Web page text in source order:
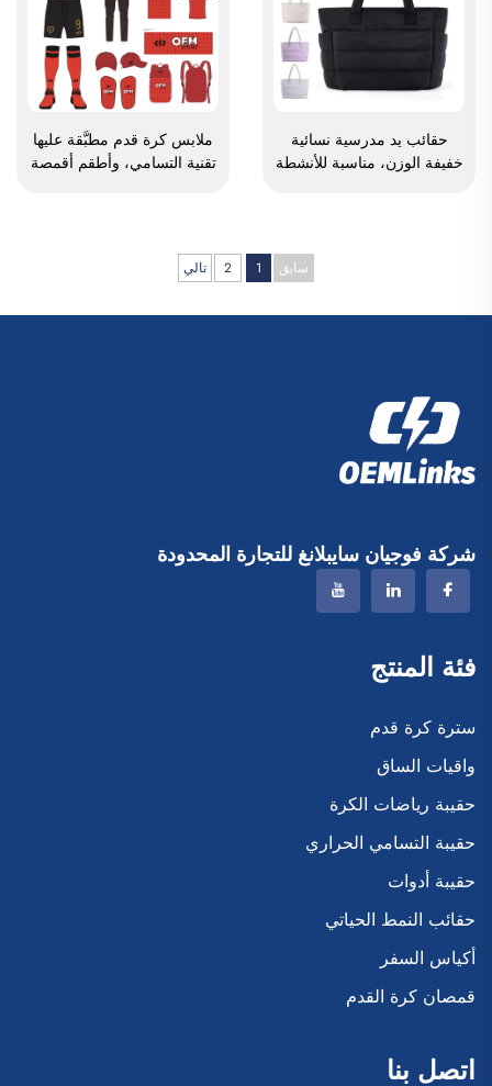
حقائب يد مدرسية نسائية
خفيفة الوزن، مناسبة للأنشطة
ومقاومة للماء، مصنوعة من
ملابس كرة قدم مطبَّقة عليها
تقنية التسامي، وأطقم أقمصة
سابق 1
2 تالي
شركة فوجيان سايبلانغ للتجارة المحدودة
فئة المنتج
سترة كرة قدم
واقيات الساق
حقيبة رياضات الكرة
حقيبة التسامي الحراري
حقيبة أدوات
حقائب النمط الحياتي
أكياس السفر
قمصان كرة القدم
اتصل بنا